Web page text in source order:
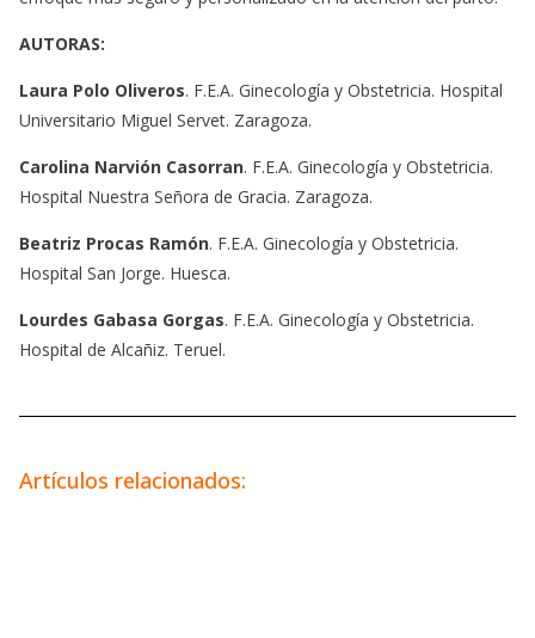
AUTORAS:
Laura Polo Oliveros. F.E.A. Ginecología y Obstetricia. Hospital
Universitario Miguel Servet. Zaragoza.
Carolina Narvión Casorran. F.E.A. Ginecología y Obstetricia.
Hospital Nuestra Señora de Gracia. Zaragoza.
Beatriz Procas Ramón. F.E.A. Ginecología y Obstetricia.
Hospital San Jorge. Huesca.
Lourdes Gabasa Gorgas. F.E.A. Ginecología y Obstetricia.
Hospital de Alcañiz. Teruel.
Artículos relacionados: